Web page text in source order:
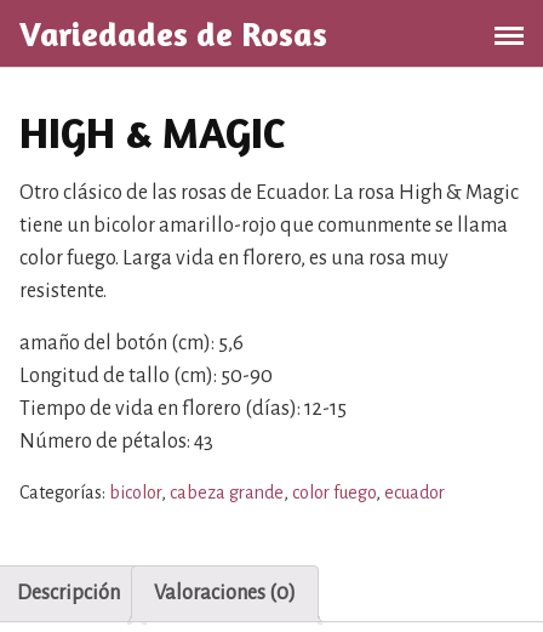
l
Variedades de Rosas
HIGH & MAGIC
Otro clásico de las rosas de Ecuador. La rosa High & Magic
tiene un bicolor amarillo-rojo que comunmente se llama
color fuego. Larga vida en florero, es una rosa muy
resistente.
amaño del botón (cm): 5,6
Longitud de tallo (cm): 50-90
Tiempo de vida en florero (días): 12-15
Número de pétalos: 43
Categorías: bicolor, cabeza grande, color fuego, ecuador
Descripción Valoraciones (0)